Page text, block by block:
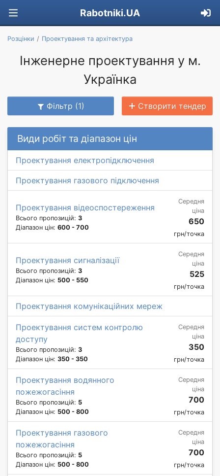
Rabotniki.UA
Розцінки Проектування та архітектура
Інженерне проектування у м.
Українка
Фільтр (1) Створити тендер
Види робіт та діапазон цін
Проектування електропідключення
Проектування газового підключення
Проектування відеоспостереження
Всього пропозицій: 3
Діапазон цін: 600 - 700
Середня
ціна
650
грн/точка
Проектування сигналізації
Всього пропозицій: 3
Діапазон цін: 500 - 550
Середня
ціна
525
грн/точка
Проектування комунікаційних мереж
Проектування систем контролю
доступу
Всього пропозицій: 3
Діапазон цін: 350 - 350
Середня
ціна
350
грн/точка
Проектування водянного
пожежогасіння
Всього пропозицій: 5
Діапазон цін: 500 - 800
Середня
ціна
700
грн/точка
Проектування газового
пожежогасіння
Всього пропозицій: 5
Діапазон цін: 500 - 800
Середня
ціна
700
грн/точка